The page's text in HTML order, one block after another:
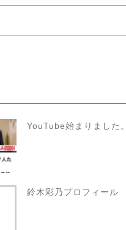
YouTube始まりました。
鈴木彩乃プロフィール